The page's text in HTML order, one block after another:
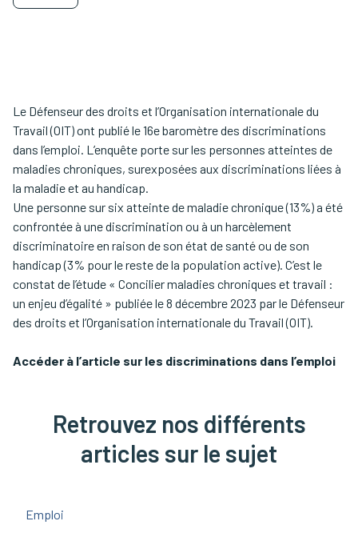
Le Défenseur des droits et l’Organisation internationale du
Travail (OIT) ont publié le 16e baromètre des discriminations
dans l’emploi. L’enquête porte sur les personnes atteintes de
maladies chroniques, surexposées aux discriminations liées à
la maladie et au handicap.
Une personne sur six atteinte de maladie chronique (13%) a été
confrontée à une discrimination ou à un harcèlement
discriminatoire en raison de son état de santé ou de son
handicap (3% pour le reste de la population active). C’est le
constat de l’étude « Concilier maladies chroniques et travail :
un enjeu d’égalité » publiée le 8 décembre 2023 par le Défenseur
des droits et l’Organisation internationale du Travail (OIT).
Accéder à l’article sur les discriminations dans l’emploi
Retrouvez nos différents
articles sur le sujet
Emploi